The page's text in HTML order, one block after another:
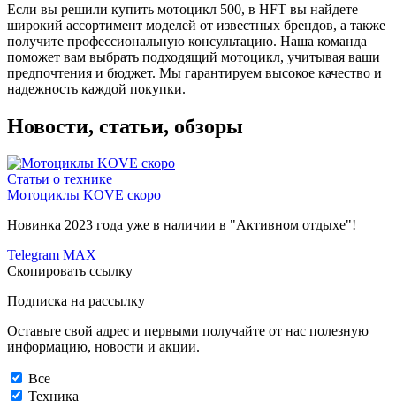
Если вы решили купить мотоцикл 500, в HFT вы найдете
широкий ассортимент моделей от известных брендов, а также
получите профессиональную консультацию. Наша команда
поможет вам выбрать подходящий мотоцикл, учитывая ваши
предпочтения и бюджет. Мы гарантируем высокое качество и
надежность каждой покупки.
Новости, статьи, обзоры
Статьи о технике
Мотоциклы KOVE скоро
Новинка 2023 года уже в наличии в "Активном отдыхе"!
Telegram MAX
Скопировать ссылку
Подписка на рассылку
Оставьте свой адрес и первыми получайте от нас полезную
информацию, новости и акции.
Все
Техника